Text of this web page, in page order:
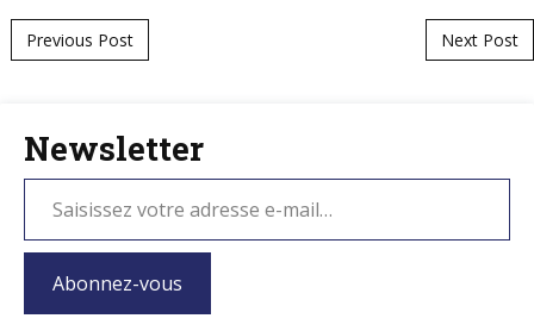
Post navigation
Previous Post Next Post
Newsletter
Abonnez-vous